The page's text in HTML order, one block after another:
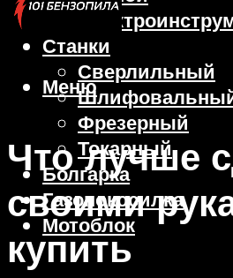
Станки
Сверлильный
Фрезерный
Токарный
Болгарка
Газонокосилка
Мотоблок
Меню
Что лучше
своими
купить